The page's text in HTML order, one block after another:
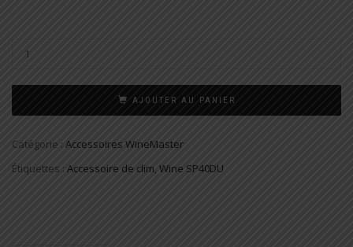
AJOUTER AU PANIER
Catégorie : Accessoires WineMaster
Étiquettes : Accessoire de clim, Wine SP40DU